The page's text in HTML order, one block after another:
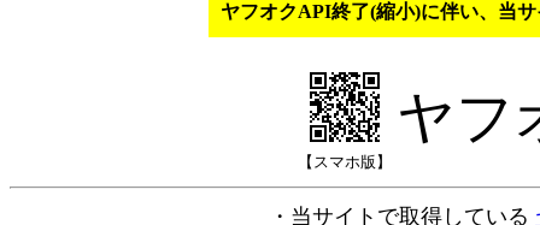
ヤフオクAPI終了(縮小)に伴い、当
【スマホ版】
ヤフ
・当サイトで取得している